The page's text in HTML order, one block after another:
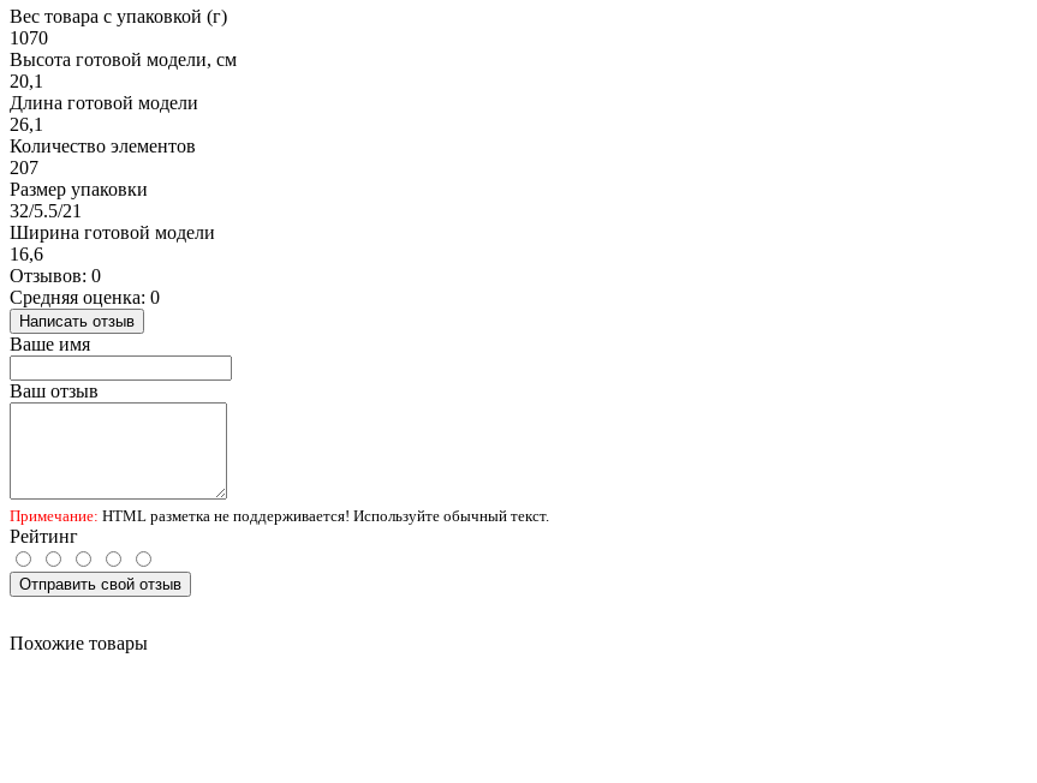
Вес товара с упаковкой (г)
1070
Высота готовой модели, см
20,1
Длина готовой модели
26,1
Количество элементов
207
Размер упаковки
32/5.5/21
Ширина готовой модели
16,6
Отзывов: 0
Средняя оценка: 0
Написать отзыв
Ваше имя
Ваш отзыв
Примечание: HTML разметка не поддерживается! Используйте обычный текст.
Рейтинг
Отправить свой отзыв
Похожие товары